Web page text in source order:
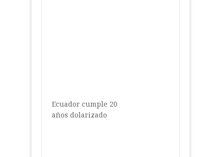
Ecuador cumple 20
años dolarizado